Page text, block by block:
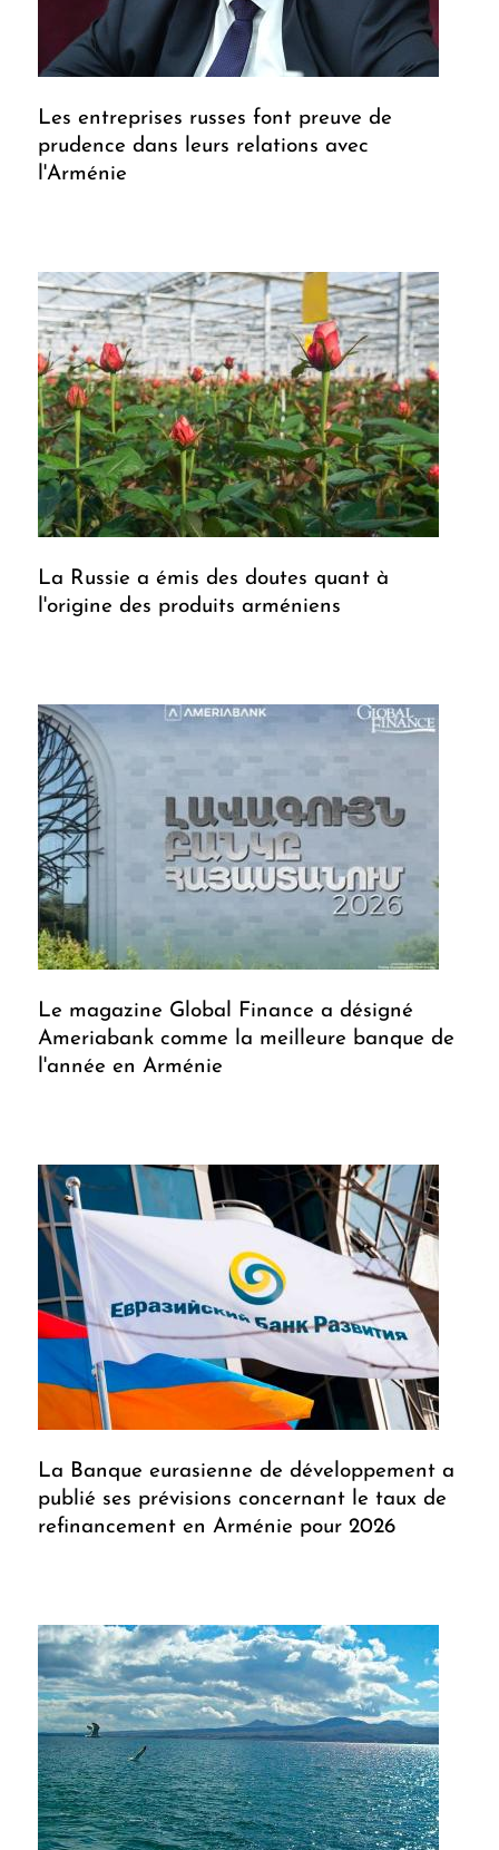
Les entreprises russes font preuve de
prudence dans leurs relations avec
l'Arménie
La Russie a émis des doutes quant à
l'origine des produits arméniens
Le magazine Global Finance a désigné
Ameriabank comme la meilleure banque de
l'année en Arménie
La Banque eurasienne de développement a
publié ses prévisions concernant le taux de
refinancement en Arménie pour 2026